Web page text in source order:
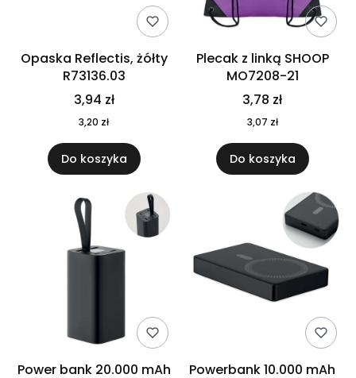
Opaska Reflectis, żółty
R73136.03
3,94 zł
3,20 zł
Do koszyka
Plecak z linką SHOOP
MO7208-21
3,78 zł
3,07 zł
Do koszyka
Power bank 20.000 mAh
Powerbank 10.000 mAh